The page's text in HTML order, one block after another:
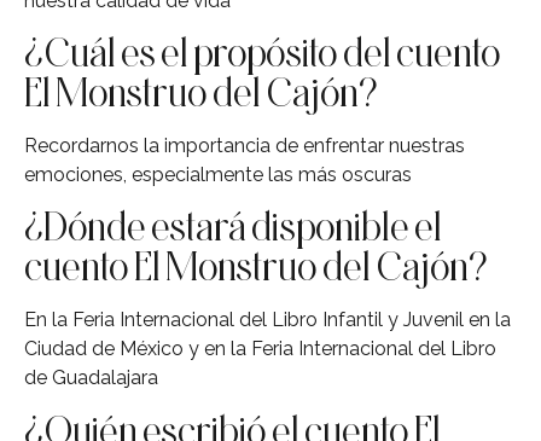
¿Cuál es el propósito del cuento
El Monstruo del Cajón?
Recordarnos la importancia de enfrentar nuestras
emociones, especialmente las más oscuras
¿Dónde estará disponible el
cuento El Monstruo del Cajón?
En la Feria Internacional del Libro Infantil y Juvenil en la
Ciudad de México y en la Feria Internacional del Libro
de Guadalajara
¿Quién escribió el cuento El